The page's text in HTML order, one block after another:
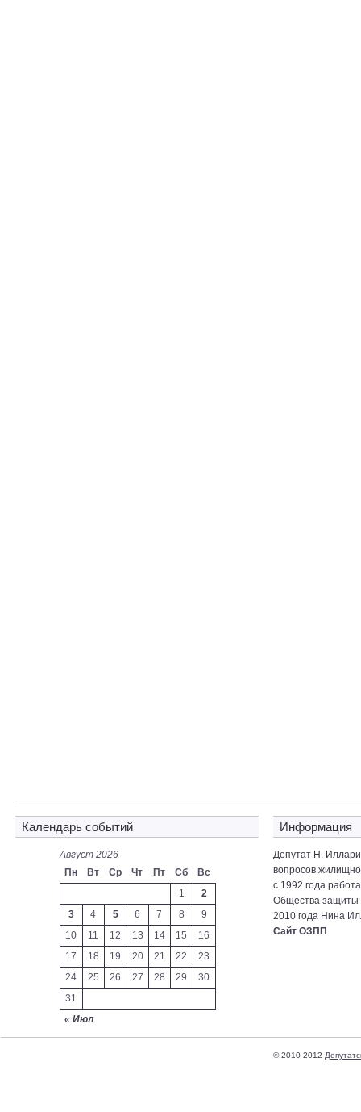
Календарь событий
Август 2026
Пн
Вт Ср Чт Пт Сб Вс
« Июл
1
2
3
4 5 6 7 8
9
10
11 12 13 14 15
16
17
18 19 20 21 22
23
24
25 26 27 28 29
30
31
Информация
Депутат Н.
вопросов
с 1992 года
Общества защиты
2010 года Нина
Сайт ОЗПП
© 2010-2012